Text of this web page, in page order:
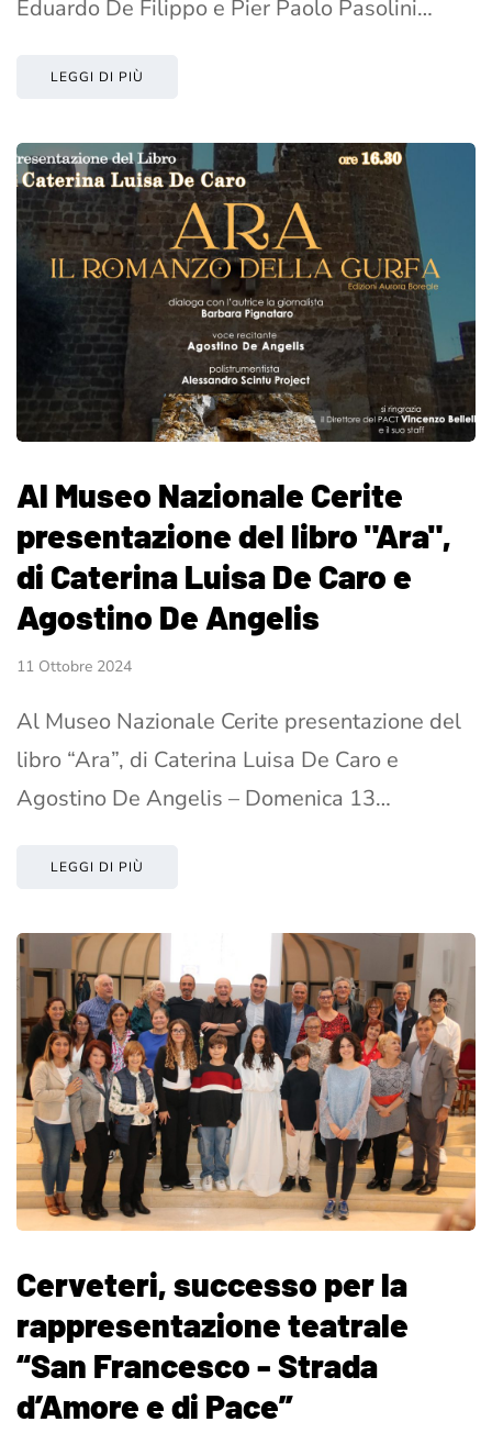
Eduardo De Filippo e Pier Paolo Pasolini…
LEGGI DI PIÙ
Al Museo Nazionale Cerite
presentazione del libro "Ara",
di Caterina Luisa De Caro e
Agostino De Angelis
11 Ottobre 2024
Al Museo Nazionale Cerite presentazione del
libro “Ara”, di Caterina Luisa De Caro e
Agostino De Angelis – Domenica 13…
LEGGI DI PIÙ
Cerveteri, successo per la
rappresentazione teatrale
“San Francesco - Strada
d’Amore e di Pace”